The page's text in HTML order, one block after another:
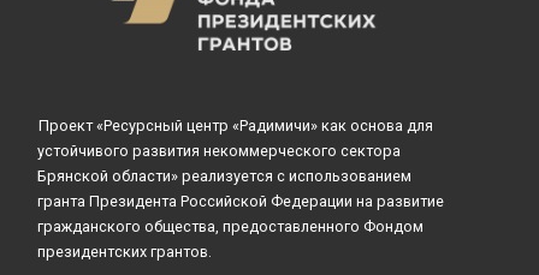
Проект «Ресурсный центр «Радимичи» как основа для
устойчивого развития некоммерческого сектора
Брянской области» реализуется с использованием
гранта Президента Российской Федерации на развитие
гражданского общества, предоставленного Фондом
президентских грантов.